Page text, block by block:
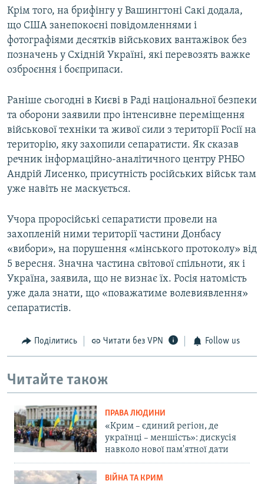
Крім того, на брифінгу у Вашингтоні Сакі додала,
що США занепокоєні повідомленнями і
фотографіями десятків військових вантажівок без
позначень у Східній Україні, які перевозять важке
озброєння і боєприпаси.
Раніше сьогодні в Києві в Раді національної безпеки
та оборони заявили про інтенсивне переміщення
військової техніки та живої сили з території Росії на
територію, яку захопили сепаратисти. Як сказав
речник інформаційно-аналітичного центру РНБО
Андрій Лисенко, присутність російських військ там
уже навіть не маскується.
Учора проросійські сепаратисти провели на
захопленій ними території частини Донбасу
«вибори», на порушення «мінського протоколу» від
5 вересня. Значна частина світової спільноти, як і
Україна, заявила, що не визнає їх. Росія натомість
уже дала знати, що «поважатиме волевиявлення»
сепаратистів.
Поділитись Читати без VPN Follow us
Читайте також
ПРАВА ЛЮДИНИ
«Крим – єдиний регіон, де
українці – меншість»: дискусія
навколо нової пам'ятної дати
ВІЙНА ТА КРИМ